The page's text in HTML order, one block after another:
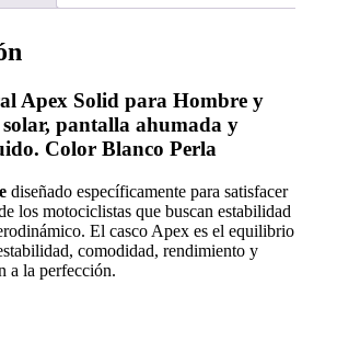
Apex Solid para Hombre y
pantalla ahumada y
Color Blanco Perla
diseñado específicamente para satisfacer
los motociclistas que buscan estabilidad
El casco Apex es el equilibrio
comodidad, rendimiento y
a la perfección.